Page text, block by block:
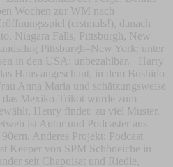
Wochen zur WM nach
(erstmals!), danach
Niagara Falls, Pittsburgh, New
Pittsburgh–New York: unter
in den USA: unbezahlbar. Harry
Haus angeschaut, in dem Bushido
Anna Maria und schätzungsweise
Mexiko-Trikot wurde zum
Henry findet: zu viel Muster.
ist Autor und Podcaster aus
Anderes Projekt: Podcast
Keeper von SPM Schöneiche in
seit Chapuisat und Riedle,